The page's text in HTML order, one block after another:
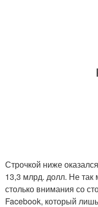
Строчкой ниже
13,3 млрд. долл. Не так
столько внимания со
Facebook, который